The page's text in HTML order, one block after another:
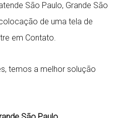
São Paulo, Grande São
de uma tela de
em Contato.
temos a melhor solução